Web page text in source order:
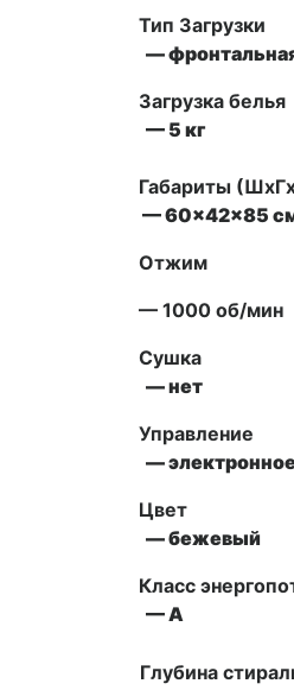
Тип Загрузки
—
Загрузка белья
— 5 кг
Габариты
— 60x42x85
Отжим
— 1000 об/мин
Сушка
— нет
Управление
—
Цвет
— бежевый
Класс
— А
Глубина